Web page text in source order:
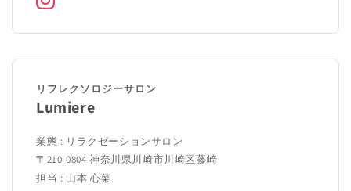
リフレクソロジーサロン
Lumiere
業態 : リラクゼーションサロン
〒210-0804 神奈川県川崎市川崎区藤崎
担当 : 山本 心菜